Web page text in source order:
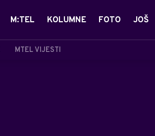
MTEL VIJESTI
M:TEL KOLUMNE FOTO JOŠ